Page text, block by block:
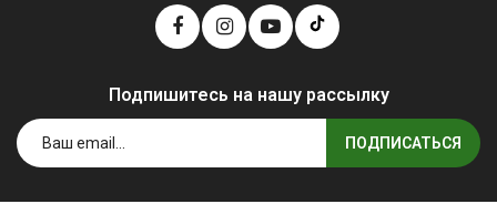
Подпишитесь на нашу рассылку
ПОДПИСАТЬСЯ